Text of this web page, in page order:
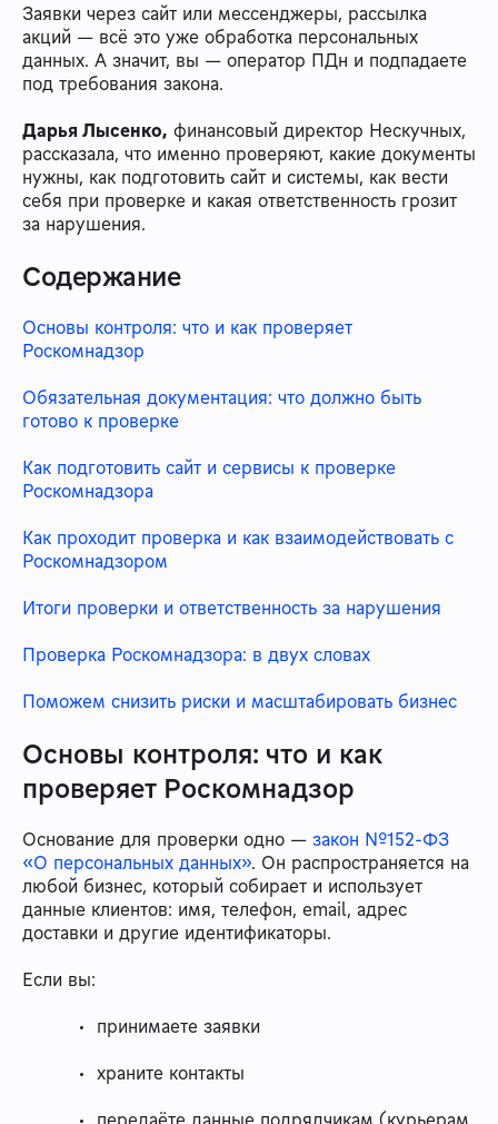
Заявки через сайт или мессенджеры, рассылка
акций — всё это уже обработка персональных
данных. А значит, вы — оператор ПДн и подпадаете
под требования закона.
Дарья Лысенко, финансовый директор Нескучных,
рассказала, что именно проверяют, какие документы
нужны, как подготовить сайт и системы, как вести
себя при проверке и какая ответственность грозит
за нарушения.
Содержание
Основы контроля: что и как проверяет
Роскомнадзор
Обязательная документация: что должно быть
готово к проверке
Как подготовить сайт и сервисы к проверке
Роскомнадзора
Как проходит проверка и как взаимодействовать с
Роскомнадзором
Итоги проверки и ответственность за нарушения
Проверка Роскомнадзора: в двух словах
Поможем снизить риски и масштабировать бизнес
Основы контроля: что и как
проверяет Роскомнадзор
Основание для проверки одно — закон №152-ФЗ
«О персональных данных». Он распространяется на
любой бизнес, который собирает и использует
данные клиентов: имя, телефон, email, адрес
доставки и другие идентификаторы.
Если вы:
принимаете заявки
храните контакты